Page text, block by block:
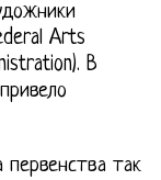
Arts
В
первенства так